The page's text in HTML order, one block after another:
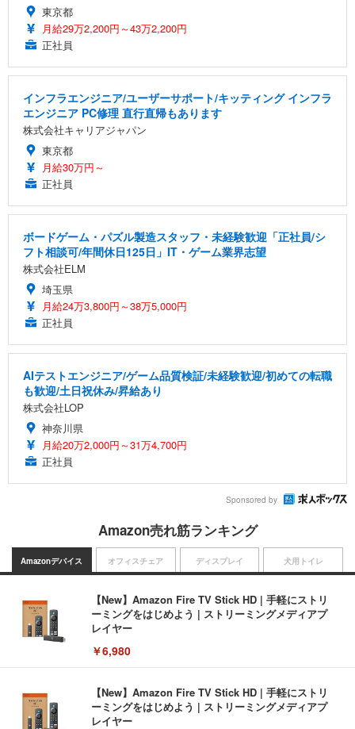
東京都
月給29万2,200円～43万2,200円
正社員
インフラエンジニア/ユーザーサポート/キッティング インフラ
エンジニア PC修理 直行直帰もあります
株式会社キャリアジャパン
東京都
月給30万円～
正社員
ボードゲーム・パズル製造スタッフ・未経験歓迎「正社員/シ
フト相談可/年間休日125日」IT・ゲーム業界志望
株式会社ELM
埼玉県
月給24万3,800円～38万5,000円
正社員
AIテストエンジニア/ゲーム品質検証/未経験歓迎/初めての転職
も歓迎/土日祝休み/昇給あり
株式会社LOP
神奈川県
月給20万2,000円～31万4,700円
正社員
Sponsored by
Amazon売れ筋ランキング
Amazonデバイス
【New】Amazon Fire TV Stick HD | 手軽にストリ
ーミングをはじめよう | ストリーミングメディアプ
レイヤー
￥6,980
【New】Amazon Fire TV Stick HD | 手軽にストリ
ーミングをはじめよう | ストリーミングメディアプ
レイヤー
オフィスチェア ディスプレイ 犬用トイレ